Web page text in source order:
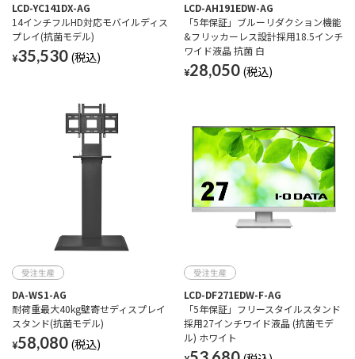
LCD-YC141DX-AG
14インチフルHD対応モバイルディス
プレイ(抗菌モデル)
¥35,530
LCD-AH191EDW-AG
「5年保証」ブルーリダクション機能
&フリッカーレス設計採用18.5インチ
ワイド液晶 抗菌 白
¥28,050
DA-WS1-AG
耐荷重最大40kg壁寄せディスプレイ
スタンド(抗菌モデル)
¥58,080
LCD-DF271EDW-F-AG
「5年保証」フリースタイルスタンド
採用27インチワイド液晶 (抗菌モデ
ル) ホワイト